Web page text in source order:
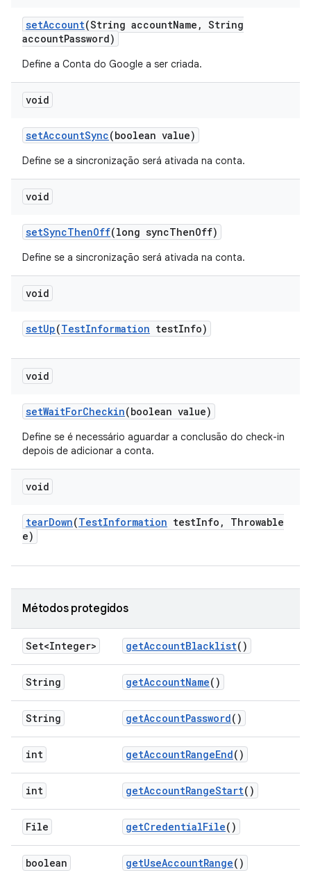
setAccount(String accountName , String
accountPassword)
Define a Conta do Google a ser criada.
void
setAccountSync(boolean value)
Define se a sincronização será ativada na conta.
void
setSyncThenOff(long syncThenOff)
Define se a sincronização será ativada na conta.
void
setUp(TestInformation testInfo)
void
setWaitForCheckin(boolean value)
Define se é necessário aguardar a conclusão do check-in
depois de adicionar a conta.
void
tearDown(TestInformation testInfo ,
Throwable
e)
Métodos protegidos
Set<Integer> getAccountBlacklist()
String getAccountName()
String getAccountPassword()
int getAccountRangeEnd()
int getAccountRangeStart()
File getCredentialFile()
boolean getUseAccountRange()